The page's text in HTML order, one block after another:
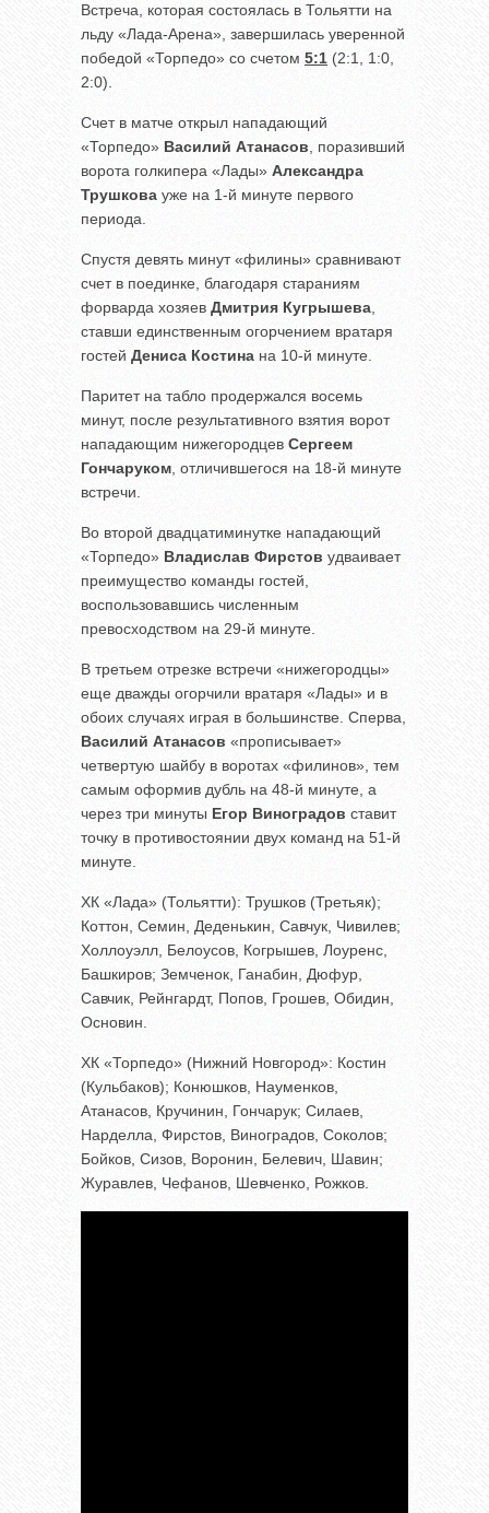
Встреча, которая состоялась в Тольятти на
льду «Лада-Арена», завершилась уверенной
победой «Торпедо» со счетом 5:1 (2:1, 1:0,
2:0).
Счет в матче открыл нападающий
«Торпедо» Василий Атанасов, поразивший
ворота голкипера «Лады» Александра
Трушкова уже на 1-й минуте первого
периода.
Спустя девять минут «филины» сравнивают
счет в поединке, благодаря стараниям
форварда хозяев Дмитрия Кугрышева,
ставши единственным огорчением вратаря
гостей Дениса Костина на 10-й минуте.
Паритет на табло продержался восемь
минут, после результативного взятия ворот
нападающим нижегородцев Сергеем
Гончаруком, отличившегося на 18-й минуте
встречи.
Во второй двадцатиминутке нападающий
«Торпедо» Владислав Фирстов удваивает
преимущество команды гостей,
воспользовавшись численным
превосходством на 29-й минуте.
В третьем отрезке встречи «нижегородцы»
еще дважды огорчили вратаря «Лады» и в
обоих случаях играя в большинстве. Сперва,
Василий Атанасов «прописывает»
четвертую шайбу в воротах «филинов», тем
самым оформив дубль на 48-й минуте, а
через три минуты Егор Виноградов ставит
точку в противостоянии двух команд на 51-й
минуте.
ХК «Лада» (Тольятти): Трушков (Третьяк);
Коттон, Семин, Деденькин, Савчук, Чивилев;
Холлоуэлл, Белоусов, Когрышев, Лоуренс,
Башкиров; Земченок, Ганабин, Дюфур,
Савчик, Рейнгардт, Попов, Грошев, Обидин,
Основин.
ХК «Торпедо» (Нижний Новгород»: Костин
(Кульбаков); Конюшков, Науменков,
Атанасов, Кручинин, Гончарук; Силаев,
Нарделла, Фирстов, Виноградов, Соколов;
Бойков, Сизов, Воронин, Белевич, Шавин;
Журавлев, Чефанов, Шевченко, Рожков.